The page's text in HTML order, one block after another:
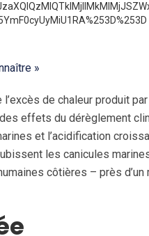
»
l’excès de chaleur produit
effets du dérèglement
et l’acidification
les canicules
côtières – près d’un